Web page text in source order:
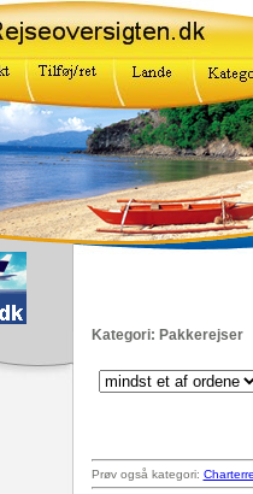
Kategori: Pakkerejser
Prøv også kategori: